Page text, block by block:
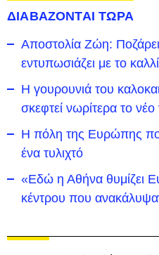
ΔΙΑΒΑΖΟΝΤΑΙ ΤΩΡΑ
Αποστολία Ζώη:
εντυπωσιάζει με το
Η γουρουνιά του
σκεφτεί νωρίτερα το
Η πόλη της Ευρώπης
ένα τυλιχτό
«Εδώ η Αθήνα θυμίζει
κέντρου που